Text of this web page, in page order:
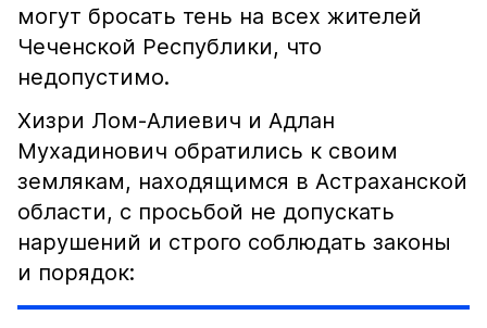
могут бросать тень на всех жителей
Чеченской Республики, что
недопустимо.
Хизри Лом-Алиевич и Адлан
Мухадинович обратились к своим
землякам, находящимся в Астраханской
области, с просьбой не допускать
нарушений и строго соблюдать законы
и порядок: